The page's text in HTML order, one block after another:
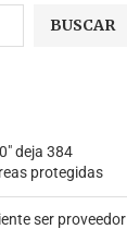
BUSCAR
deja 384
protegidas
ser proveedor